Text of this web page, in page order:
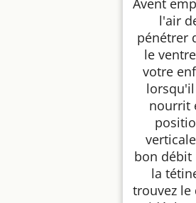
Avent
l'air
pénétrer
le
votre
nourrit
bon débit
la
trouvez le